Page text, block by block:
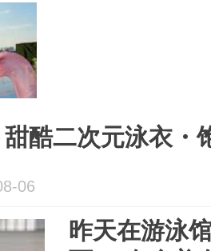
酷二次元泳衣・
06
昨天在游泳